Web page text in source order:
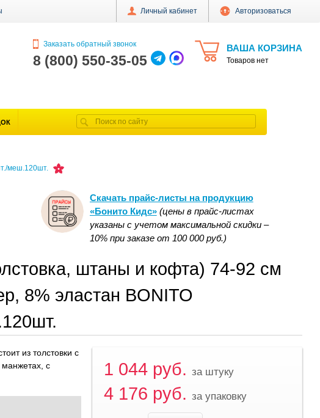
Личный кабинет Авторизоваться
ВАША КОРЗИНА
Товаров нет
Заказать обратный звонок
8 (800) 550-35-05
меш.120шт.
Скачать прайс-листы на продукцию
«Бонито Кидс» (цены в прайс-листах
указаны с учетом максимальной скидки –
10% при заказе от 100 000 руб.)
штаны и кофта) 74-92 см
8% эластан BONITO
из толстовки с
с
1 044 руб. за штуку
4 176 руб. за упаковку